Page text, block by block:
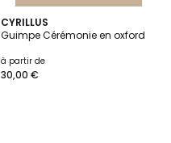
CYRILLUS
Guimpe Cérémonie en oxford
à partir de
30,00 €